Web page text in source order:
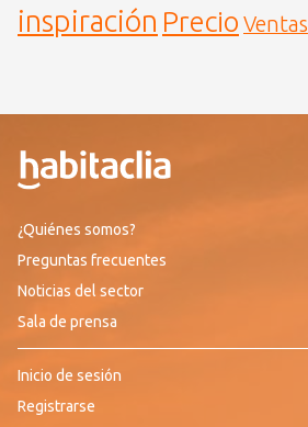
inspiración Precio Ventas
¿Quiénes somos?
Preguntas frecuentes
Noticias del sector
Sala de prensa
Inicio de sesión
Registrarse